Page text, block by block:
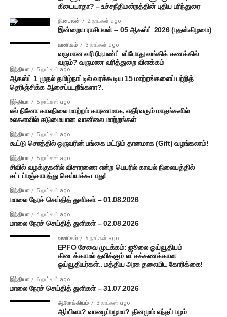
கிடையாதா? – உச்சநீதிமன்றத்தின் புதிய பரிந்துரை
தினபலன் 2 நாட்கள் ago
இன்றைய ராசிபலன் – 05 ஆகஸ்ட் 2026 (புதன்கிழமை)
வணிகம் 3 நாட்கள் ago
வருமான வரி ரிஃபண்ட் எப்போது வங்கிக் கணக்கில்
வரும்? வருமான வரித்துறை விளக்கம்
இந்தியா 5 நாட்கள் ago
ஆகஸ்ட் 1 முதல் தமிழ்நாட்டில் வரக்கூடிய 15 மாற்றங்களைப் பற்றித்
தெரிஞ்சிக்க ஆசைப்படறீங்களா?.
இந்தியா 5 நாட்கள் ago
எல் நினோ காலநிலை மாற்றம் காரணமாக, எதிர்வரும் மாதங்களில்
உலகளவில் கடுமையான வானிலை மாற்றங்கள்
இந்தியா 5 நாட்கள் ago
கூட்டு சொத்தில் ஒருவரின் பங்கை மட்டும் தானமாக (Gift) வழங்கலாம்!
இந்தியா 5 நாட்கள் ago
சிவில் வழக்குகளில் விசாரணை என்ற பெயரில் காவல் நிலையத்தில்
கட்டப்பஞ்சாயத்து செய்யக்கூடாது!
இந்தியா 5 நாட்கள் ago
மாலை நேரச் செய்தித் துளிகள் – 01.08.2026
இந்தியா 4 நாட்கள் ago
மாலை நேரச் செய்தித் துளிகள் – 02.08.2026
வணிகம் 5 நாட்கள் ago
EPFO சேவை முடக்கம்: ஜூலை ஓய்வூதியம்
கிடைக்காமல் தவிக்கும் லட்சக்கணக்கான
ஓய்வூதியர்கள்.. மத்திய அரசு தலையிட கோரிக்கை!
இந்தியா 6 நாட்கள் ago
மாலை நேரச் செய்தித் துளிகள் – 31.07.2026
ஆரோக்கியம் 3 நாட்கள் ago
ஆப்பிளா? வாழைப்பழமா? தினமும் எந்தப் பழம்